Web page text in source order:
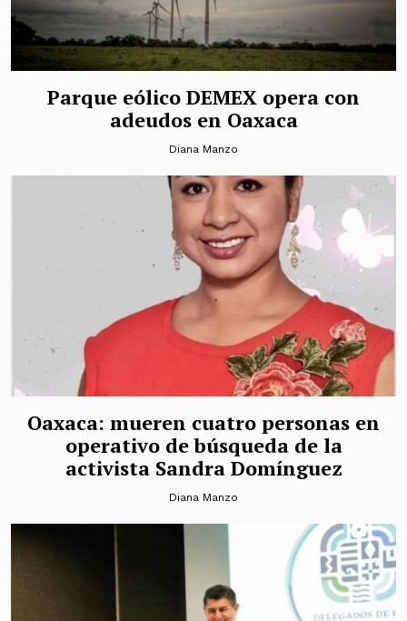
Parque eólico DEMEX opera con
adeudos en Oaxaca
Diana Manzo
Oaxaca: mueren cuatro personas en
operativo de búsqueda de la
activista Sandra Domínguez
Diana Manzo